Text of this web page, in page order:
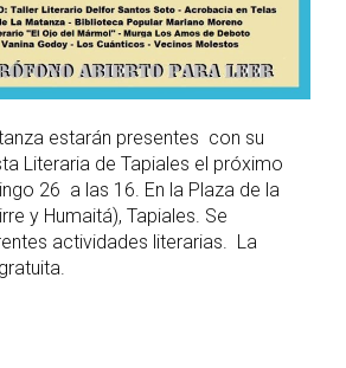
estarán presentes con su
Literaria de Tapiales el próximo
26 a las 16. En la Plaza de la
y Humaitá), Tapiales. Se
actividades literarias. La